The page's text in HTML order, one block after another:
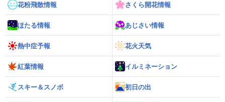
花粉飛散情報 さくら開花情報
ほたる情報 あじさい情報
熱中症予報 花火天気
紅葉情報 イルミネーション
スキー＆スノボ 初日の出